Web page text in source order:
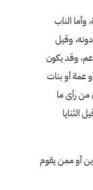
وأما الناب
وقيل
عم، وقد يكون
عمة أو بنات
من رأى ما
الثنايا
أو ممن يقوم